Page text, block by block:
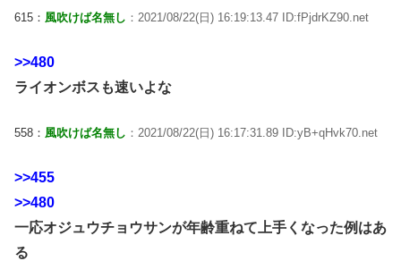
615： 風吹けば名無し ：2021/08/22(日) 16:19:13.47 ID:fPjdrKZ90.net
>>480
ライオンボスも速いよな
558： 風吹けば名無し ：2021/08/22(日) 16:17:31.89 ID:yB+qHvk70.net
>>455
>>480
一応オジュウチョウサンが年齢重ねて上手くなった例はあ
る